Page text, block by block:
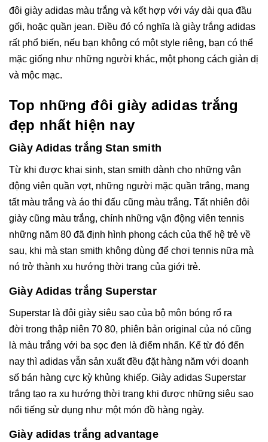
đôi giày adidas màu trắng và kết hợp với váy dài qua đầu
gối, hoặc quần jean. Điều đó có nghĩa là giày trắng adidas
rất phổ biến, nếu bạn không có một style riêng, bạn có thể
mặc giống như những người khác, một phong cách giản dị
và mộc mạc.
Top những đôi giày adidas trắng
đẹp nhất hiện nay
Giày Adidas trắng Stan smith
Từ khi được khai sinh, stan smith dành cho những vận
động viên quần vợt, những người mặc quần trắng, mang
tất màu trắng và áo thi đấu cũng màu trắng. Tất nhiên đôi
giày cũng màu trắng, chính những vận động viên tennis
những năm 80 đã định hình phong cách của thế hệ trẻ về
sau, khi mà stan smith không dùng để chơi tennis nữa mà
nó trở thành xu hướng thời trang của giới trẻ.
Giày Adidas trắng Superstar
Superstar là đôi giày siêu sao của bộ môn bóng rổ ra
đời trong thập niên 70 80, phiên bản original của nó cũng
là màu trắng với ba sọc đen là điểm nhấn. Kể từ đó đến
nay thì adidas vẫn sản xuất đều đặt hàng năm với doanh
số bán hàng cực kỳ khủng khiếp. Giày adidas Superstar
trắng tạo ra xu hướng thời trang khi được những siêu sao
nổi tiếng sử dụng như một món đồ hàng ngày.
Giày adidas trắng advantage